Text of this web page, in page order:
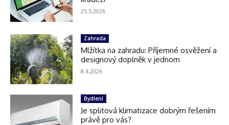
25.5.2026
Zahrada
Mlžítka na zahradu: Příjemné osvěžení a
designový doplněk v jednom
8.4.2026
Bydlení
Je splitová klimatizace dobrým řešením
právě pro vás?